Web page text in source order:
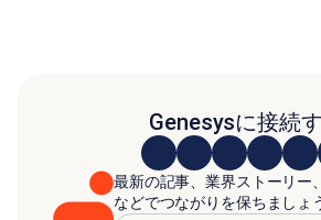
Genesysに接続
最新の記事、業界ストーリー
などでつながりを保ちましょ